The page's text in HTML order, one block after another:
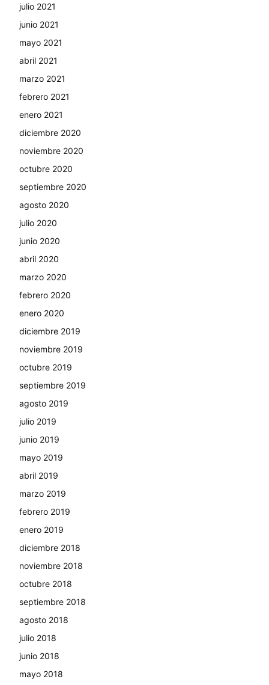
julio 2021
junio 2021
mayo 2021
abril 2021
marzo 2021
febrero 2021
enero 2021
diciembre 2020
noviembre 2020
octubre 2020
septiembre 2020
agosto 2020
julio 2020
junio 2020
abril 2020
marzo 2020
febrero 2020
enero 2020
diciembre 2019
noviembre 2019
octubre 2019
septiembre 2019
agosto 2019
julio 2019
junio 2019
mayo 2019
abril 2019
marzo 2019
febrero 2019
enero 2019
diciembre 2018
noviembre 2018
octubre 2018
septiembre 2018
agosto 2018
julio 2018
junio 2018
mayo 2018